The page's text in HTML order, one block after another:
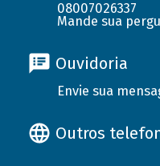
08007026337
Mande sua
Ouvidoria
Envie sua
Outros